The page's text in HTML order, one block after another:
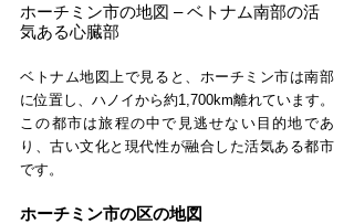
ホーチミン市の地図 – ベトナム南部の活
気ある心臓部
ベトナム地図上で見ると、ホーチミン市は南部
に位置し、ハノイから約1,700km離れています。
この都市は旅程の中で見逃せない目的地であ
り、古い文化と現代性が融合した活気ある都市
です。
ホーチミン市の区の地図